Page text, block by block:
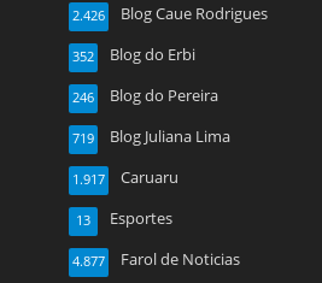
Blog Caue Rodrigues
2.426
Blog do Erbi
352
Blog do Pereira
246
Blog Juliana Lima
719
Caruaru
1.917
Esportes
13
Farol de Noticias
4.877